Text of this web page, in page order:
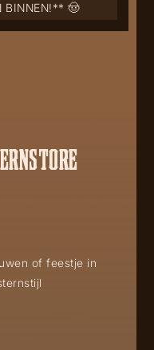
BINNEN!** 🤠
of feestje in